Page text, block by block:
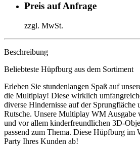
Preis auf Anfrage
zzgl. MwSt.
Beschreibung
Beliebteste Hüpfburg aus dem Sortiment
Erleben Sie stundenlangen Spaß auf
die Multiplay! Diese wirklich
diverse Hindernisse auf der Sprungfläche
Rutsche. Unsere Multiplay WM Ausgabe
und vor allem kinderfreundlichen 3D-
passend zum Thema. Diese Hüpfburg im
Party Ihres Kunden ab!